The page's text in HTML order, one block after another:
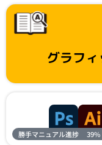
グラフ
勝手マニュアル進捗 39%